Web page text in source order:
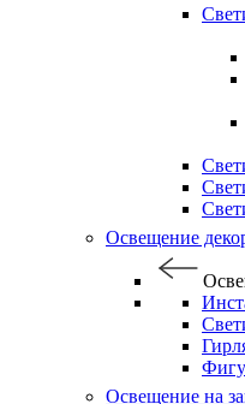
Освещение
Освещение на